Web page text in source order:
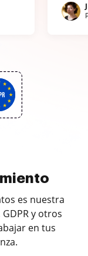
es nuestra
y otros
en tus